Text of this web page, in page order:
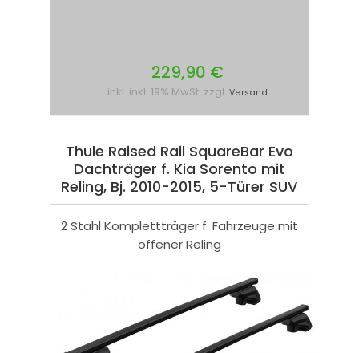
229,90 €
inkl. inkl. 19% MwSt. zzgl. Versand
Thule Raised Rail SquareBar Evo
Dachträger f. Kia Sorento mit
Reling, Bj. 2010-2015, 5-Türer SUV
2 Stahl Komplettträger f. Fahrzeuge mit
offener Reling